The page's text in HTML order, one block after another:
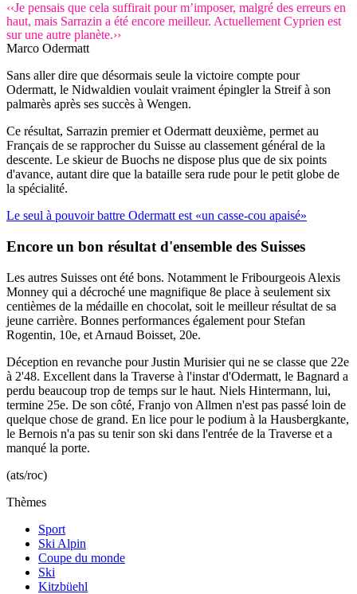
‹‹Je pensais que cela suffirait pour m’imposer, malgré des erreurs en
haut, mais Sarrazin a été encore meilleur. Actuellement Cyprien est
sur une autre planète.››
Marco Odermatt
Sans aller dire que désormais seule la victoire compte pour
Odermatt, le Nidwaldien voulait vraiment épingler la Streif à son
palmarès après ses succès à Wengen.
Ce résultat, Sarrazin premier et Odermatt deuxième, permet au
Français de se rapprocher du Suisse au classement général de la
descente. Le skieur de Buochs ne dispose plus que de six points
d'avance, autant dire que la bataille sera rude pour le petit globe de
la spécialité.
Le seul à pouvoir battre Odermatt est «un casse-cou apaisé»
Encore un bon résultat d'ensemble des Suisses
Les autres Suisses ont été bons. Notamment le Fribourgeois Alexis
Monney qui a décroché une magnifique 8e place à seulement six
centièmes de la médaille en chocolat, soit le meilleur résultat de sa
jeune carrière. Bonnes performances également pour Stefan
Rogentin, 10e, et Arnaud Boisset, 20e.
Déception en revanche pour Justin Murisier qui ne se classe que 22e
à 2'48. Excellent dans la Traverse à l'instar d'Odermatt, le Bagnard a
perdu beaucoup trop de temps sur le haut. Niels Hintermann, lui,
termine 25e. De son côté, Franjo von Allmen n'est pas passé loin de
quelque chose de grand. En lice pour le podium à la Hausbergkante,
le Bernois n'a pas su tenir son ski dans l'entrée de la Traverse et a
manqué la porte.
(ats/roc)
Thèmes
Sport
Ski Alpin
Coupe du monde
Ski
Kitzbüehl